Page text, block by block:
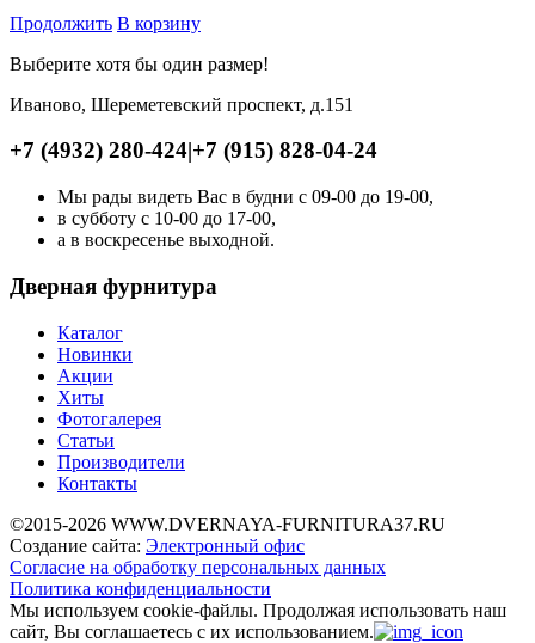
Продолжить В корзину
Выберите хотя бы один размер!
Иваново, Шереметевский проспект, д.151
+7 (4932) 280-424|+7 (915) 828-04-24
Мы рады видеть Вас в будни с 09-00 до 19-00,
в субботу с 10-00 до 17-00,
а в воскресенье выходной.
Дверная фурнитура
Каталог
Новинки
Акции
Хиты
Фотогалерея
Статьи
Производители
Контакты
©2015-2026 WWW.DVERNAYA-FURNITURA37.RU
Создание сайта: Электронный офис
Согласие на обработку персональных данных
Политика конфиденциальности
Мы используем cookie-файлы. Продолжая использовать наш
сайт, Вы соглашаетесь с их использованием.